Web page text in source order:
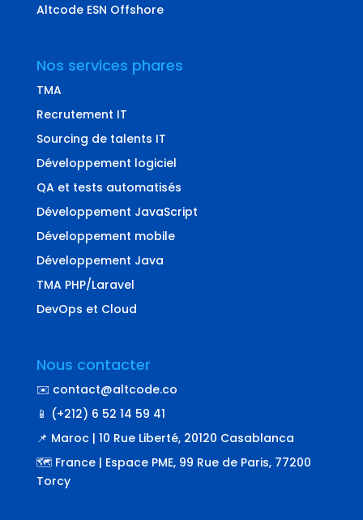
Altcode ESN Offshore
Nos services phares
TMA
Recrutement IT
Sourcing de talents IT
Développement logiciel
QA et tests automatisés
Développement JavaScript
Développement mobile
Développement Java
TMA PHP/Laravel
DevOps et Cloud
Nous contacter
✉️ contact@altcode.co
📱 (+212) 6 52 14 59 41
📌 Maroc | 10 Rue Liberté, 20120 Casablanca
🗺️ France | Espace PME, 99 Rue de Paris, 77200
Torcy